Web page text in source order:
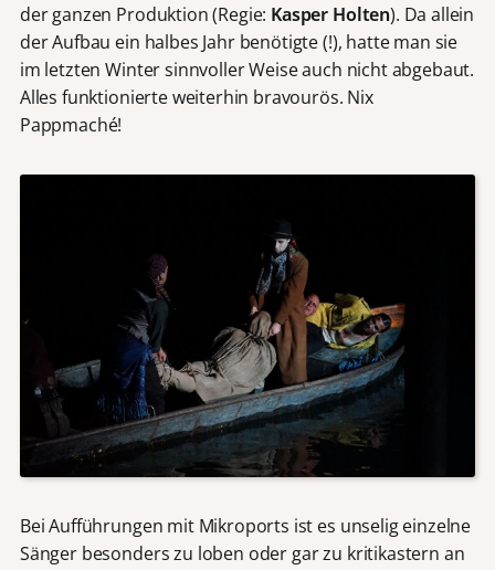
der ganzen Produktion (Regie: Kasper Holten). Da allein
der Aufbau ein halbes Jahr benötigte (!), hatte man sie
im letzten Winter sinnvoller Weise auch nicht abgebaut.
Alles funktionierte weiterhin bravourös. Nix
Pappmaché!
Bei Aufführungen mit Mikroports ist es unselig einzelne
Sänger besonders zu loben oder gar zu kritikastern an